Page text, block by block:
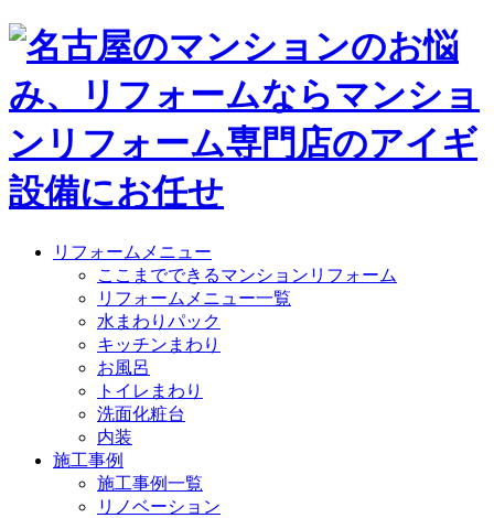
リフォームメニュー
ここまでできるマンションリフォーム
リフォームメニュー一覧
水まわりパック
キッチンまわり
お風呂
トイレまわり
洗面化粧台
内装
施工事例
施工事例一覧
リノベーション